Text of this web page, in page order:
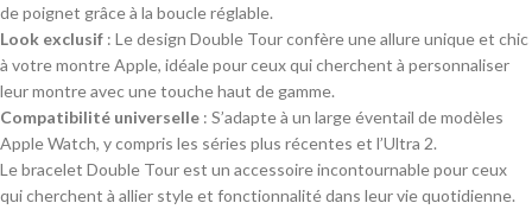
de poignet grâce à la boucle réglable.
Look exclusif : Le design Double Tour confère une allure unique et chic
à votre montre Apple, idéale pour ceux qui cherchent à personnaliser
leur montre avec une touche haut de gamme.
Compatibilité universelle : S’adapte à un large éventail de modèles
Apple Watch, y compris les séries plus récentes et l’Ultra 2.
Le bracelet Double Tour est un accessoire incontournable pour ceux
qui cherchent à allier style et fonctionnalité dans leur vie quotidienne.